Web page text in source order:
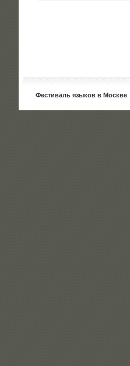
Фестиваль языков в Москве